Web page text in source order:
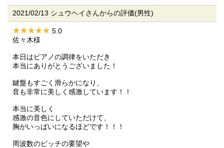
2021/02/13 シュウヘイさんからの評価(男性)
5.0
佐々木様
本日はピアノの調律をいただき
本当にありがとうございました！
鍵盤もすごく滑らかになり、
音も非常に美しく感激しています！！
本当に美しく
感激の音色にしていただけて、
胸がいっぱいになるほどです！！！
周波数のピッチの要望や